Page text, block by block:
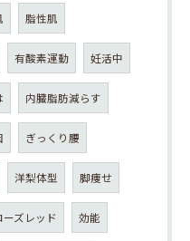
脂性肌
有酸素運動 妊活中
内臓脂肪減らす
ぎっくり腰
洋梨体型 脚痩せ
ーズレッド 効能